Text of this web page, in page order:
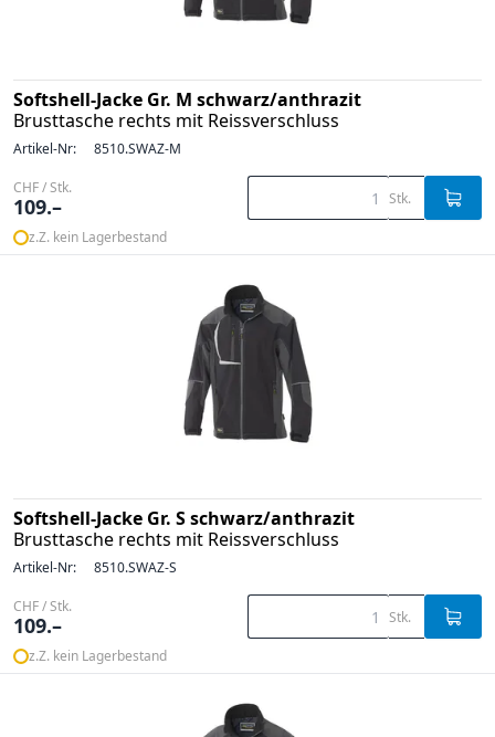
Softshell-Jacke Gr. M schwarz/anthrazit
Brusttasche rechts mit Reissverschluss
Artikel-Nr: 8510.SWAZ-M
CHF / Stk.
109.– Stk.
z.Z. kein Lagerbestand
Softshell-Jacke Gr. S schwarz/anthrazit
Brusttasche rechts mit Reissverschluss
Artikel-Nr: 8510.SWAZ-S
CHF / Stk.
109.– Stk.
z.Z. kein Lagerbestand